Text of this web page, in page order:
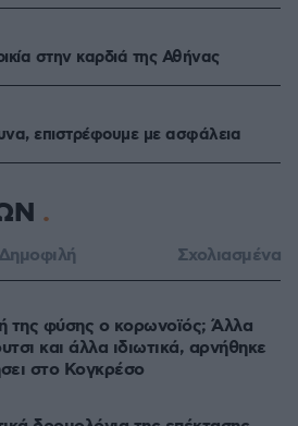
στην καρδιά της Αθήνας
επιστρέφουμε με ασφάλεια
Δημοφιλή Σχολιασμένα
της φύσης ο κορωνοϊός; Άλλα
και άλλα ιδιωτικά, αρνήθηκε
στο Κογκρέσο